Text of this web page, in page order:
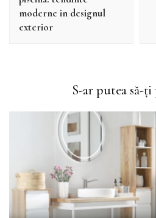
moderne in designul
exterior
S-ar putea să-ți